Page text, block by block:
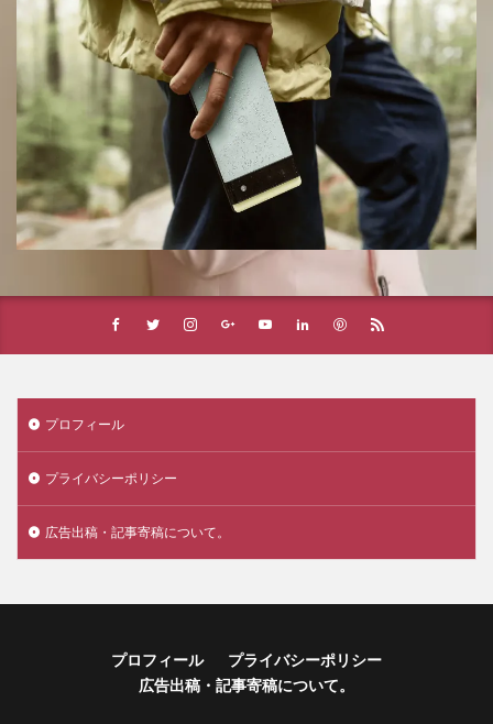
プロフィール
プライバシーポリシー
広告出稿・記事寄稿について。
プロフィール
プライバシーポリシー
広告出稿・記事寄稿について。